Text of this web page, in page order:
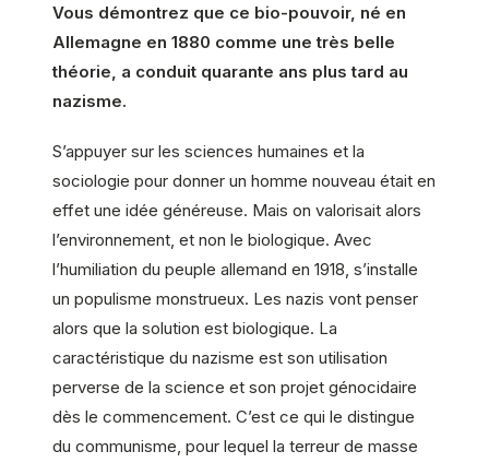
Vous démontrez que ce bio-pouvoir, né en
Allemagne en 1880 comme une très belle
théorie, a conduit quarante ans plus tard au
nazisme.
S’appuyer sur les sciences humaines et la
sociologie pour donner un homme nouveau était en
effet une idée généreuse. Mais on valorisait alors
l’environnement, et non le biologique. Avec
l’humiliation du peuple allemand en 1918, s’installe
un populisme monstrueux. Les nazis vont penser
alors que la solution est biologique. La
caractéristique du nazisme est son utilisation
perverse de la science et son projet génocidaire
dès le commencement. C’est ce qui le distingue
du communisme, pour lequel la terreur de masse